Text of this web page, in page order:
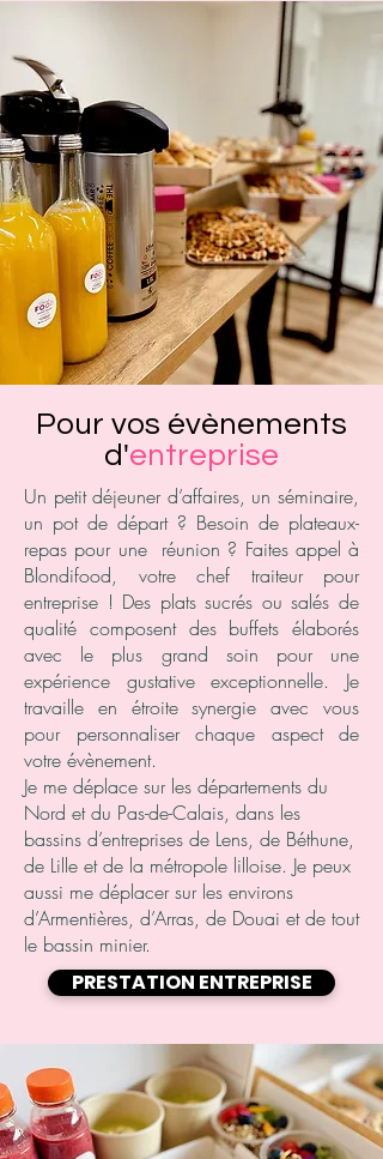
Pour vos évènements
d'entreprise
Un petit déjeuner d’affaires, un séminaire,
un pot de départ ? Besoin de plateaux-
repas pour une réunion ? Faites appel à
Blondifood, votre chef traiteur pour
entreprise ! Des plats sucrés ou salés de
qualité composent des buffets élaborés
avec le plus grand soin pour une
expérience gustative exceptionnelle. Je
travaille en étroite synergie avec vous
pour personnaliser chaque aspect de
votre évènement.
Je me déplace sur les départements du
Nord et du Pas-de-Calais, dans les
bassins d’entreprises de Lens, de Béthune,
de Lille et de la métropole lilloise. Je peux
aussi me déplacer sur les environs
d’Armentières, d’Arras, de Douai et de tout
le bassin minier.
PRESTATION ENTREPRISE